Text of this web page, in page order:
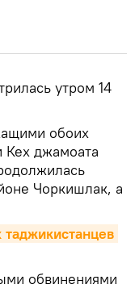
утром 14
обоих
Кех джамоата
Чоркишлак, а
обвинениями